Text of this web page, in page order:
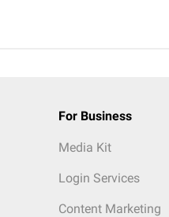
For Business
Media Kit
Login Services
Content Marketing